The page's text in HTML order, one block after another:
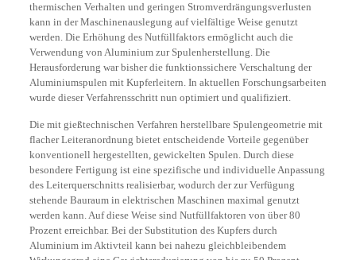
thermischen Verhalten und geringen Stromverdrängungsverlusten
kann in der Maschinenauslegung auf vielfältige Weise genutzt
werden. Die Erhöhung des Nutfüllfaktors ermöglicht auch die
Verwendung von Aluminium zur Spulenherstellung. Die
Herausforderung war bisher die funktionssichere Verschaltung der
Aluminiumspulen mit Kupferleitern. In aktuellen Forschungsarbeiten
wurde dieser Verfahrensschritt nun optimiert und qualifiziert.
Die mit gießtechnischen Verfahren herstellbare Spulengeometrie mit
flacher Leiteranordnung bietet entscheidende Vorteile gegenüber
konventionell hergestellten, gewickelten Spulen. Durch diese
besondere Fertigung ist eine spezifische und individuelle Anpassung
des Leiterquerschnitts realisierbar, wodurch der zur Verfügung
stehende Bauraum in elektrischen Maschinen maximal genutzt
werden kann. Auf diese Weise sind Nutfüllfaktoren von über 80
Prozent erreichbar. Bei der Substitution des Kupfers durch
Aluminium im Aktivteil kann bei nahezu gleichbleibendem